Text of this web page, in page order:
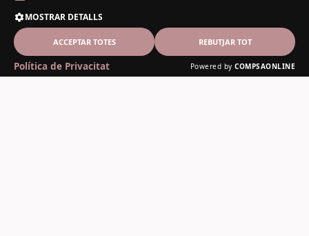
MOSTRAR DETALLS
ACCEPTAR TOTES REBUTJAR TOT
Política de Privacitat Powered by COMPSAONLINE